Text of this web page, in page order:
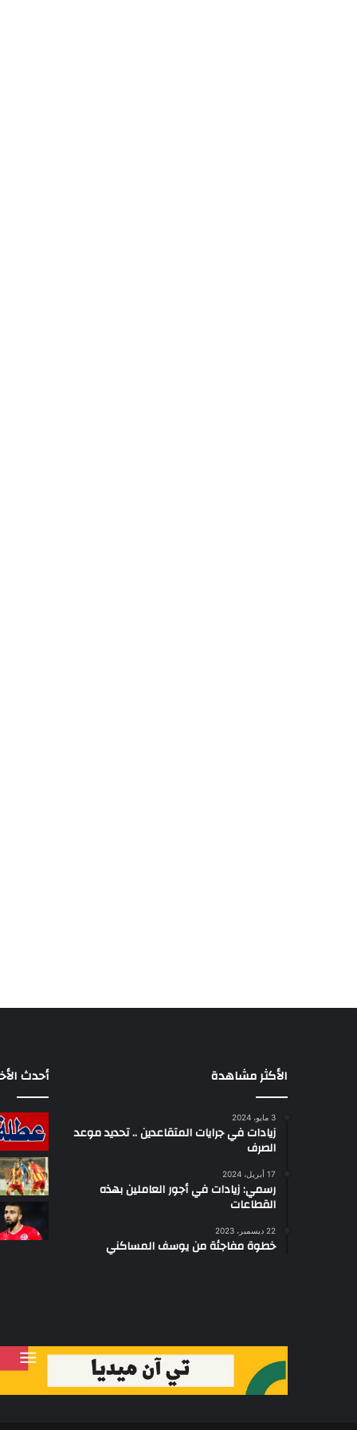
الأكثر مشاهدة
3 مايو، 2024
زيادات في جرايات المتقاعدين .. تحديد موعد
الصرف
17 أبريل، 2024
رسمي: زيادات في أجور العاملين بهذه
القطاعات
22 ديسمبر، 2023
خطوة مفاجئة من يوسف المساكني
أحدث